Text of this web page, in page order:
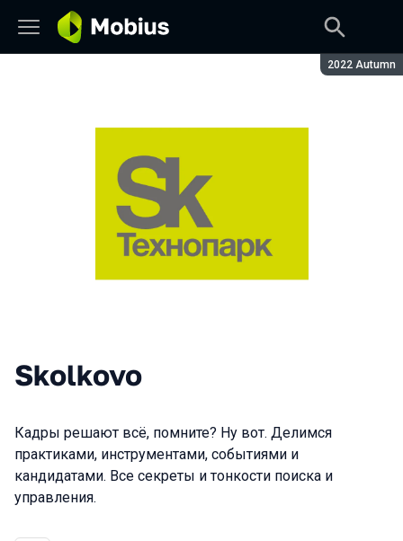
Season:
2022 Autumn
Skolkovo
Кадры решают всё, помните? Ну вот. Делимся
практиками, инструментами, событиями и
кандидатами. Все секреты и тонкости поиска и
управления.